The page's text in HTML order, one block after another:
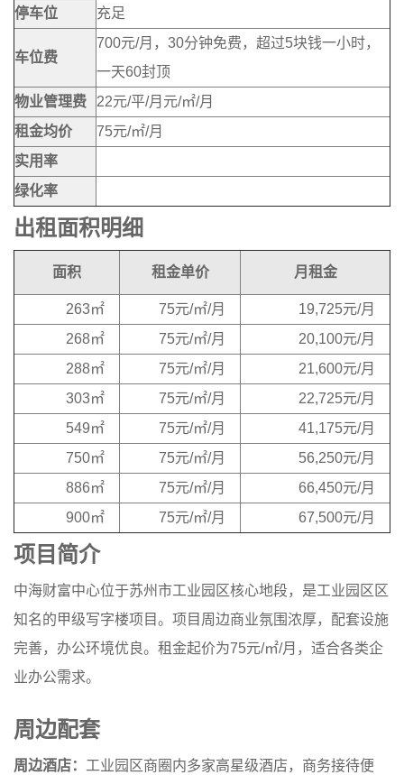
停车位
充足
车位费
700元/月，30分钟免费，超过5块钱一小时，
一天60封顶
物业管理费
22元/平/月元/㎡/月
租金均价
75元/㎡/月
实用率
绿化率
出租面积明细
面积 租金单价 月租金
263㎡ 75元/㎡/月
19,725元/月
268㎡
75元/㎡/月
20,100元/月
288㎡
75元/㎡/月
21,600元/月
303㎡
75元/㎡/月
22,725元/月
549㎡
75元/㎡/月
41,175元/月
750㎡
75元/㎡/月
56,250元/月
886㎡
75元/㎡/月
66,450元/月
900㎡
75元/㎡/月 67,500元/月
项目简介
中海财富中心位于苏州市工业园区核心地段，是工业园区区
知名的甲级写字楼项目。项目周边商业氛围浓厚，配套设施
完善，办公环境优良。租金起价为75元/㎡/月，适合各类企
业办公需求。
周边配套
周边酒店： 工业园区商圈内多家高星级酒店，商务接待便